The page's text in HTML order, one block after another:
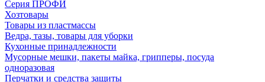
Серия ПРОФИ
Хозтовары
Товары из пластмассы
Ведра, тазы, товары для уборки
Кухонные принадлежности
Мусорные мешки, пакеты майка, грипперы, посуда
одноразовая
Перчатки и средства защиты